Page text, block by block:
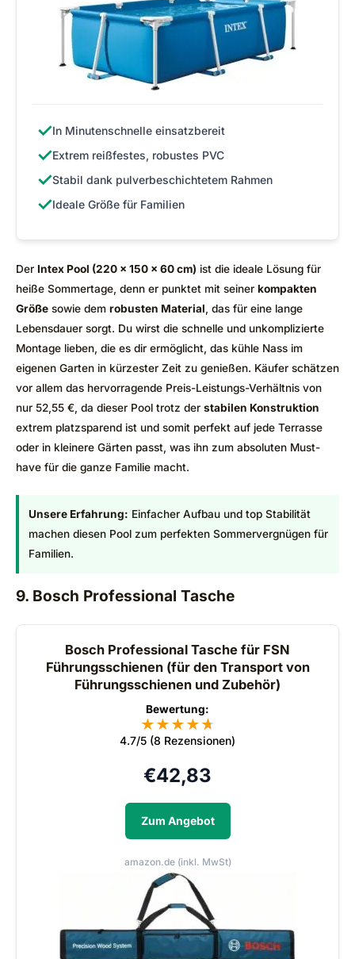
✓In Minutenschnelle einsatzbereit
✓Extrem reißfestes, robustes PVC
✓Stabil dank pulverbeschichtetem Rahmen
✓Ideale Größe für Familien
Der Intex Pool (220 x 150 x 60 cm) ist die ideale Lösung für
heiße Sommertage, denn er punktet mit seiner kompakten
Größe sowie dem robusten Material, das für eine lange
Lebensdauer sorgt. Du wirst die schnelle und unkomplizierte
Montage lieben, die es dir ermöglicht, das kühle Nass im
eigenen Garten in kürzester Zeit zu genießen. Käufer schätzen
vor allem das hervorragende Preis-Leistungs-Verhältnis von
nur 52,55 €, da dieser Pool trotz der stabilen Konstruktion
extrem platzsparend ist und somit perfekt auf jede Terrasse
oder in kleinere Gärten passt, was ihn zum absoluten Must-
have für die ganze Familie macht.
Unsere Erfahrung: Einfacher Aufbau und top Stabilität
machen diesen Pool zum perfekten Sommervergnügen für
Familien.
9. Bosch Professional Tasche
Bosch Professional Tasche für FSN
Führungsschienen (für den Transport von
Führungsschienen und Zubehör)
Bewertung:
★★★★★
★
4.7/5 (8 Rezensionen)
€42,83
Zum Angebot
amazon.de (inkl. MwSt)